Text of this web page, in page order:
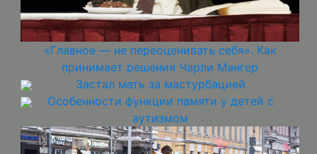
«Главное — не переоценивать себя». Как
принимает решения Чарли Мангер
Застал мать за мастурбацией
Особенности функции памяти у детей с
аутизмом